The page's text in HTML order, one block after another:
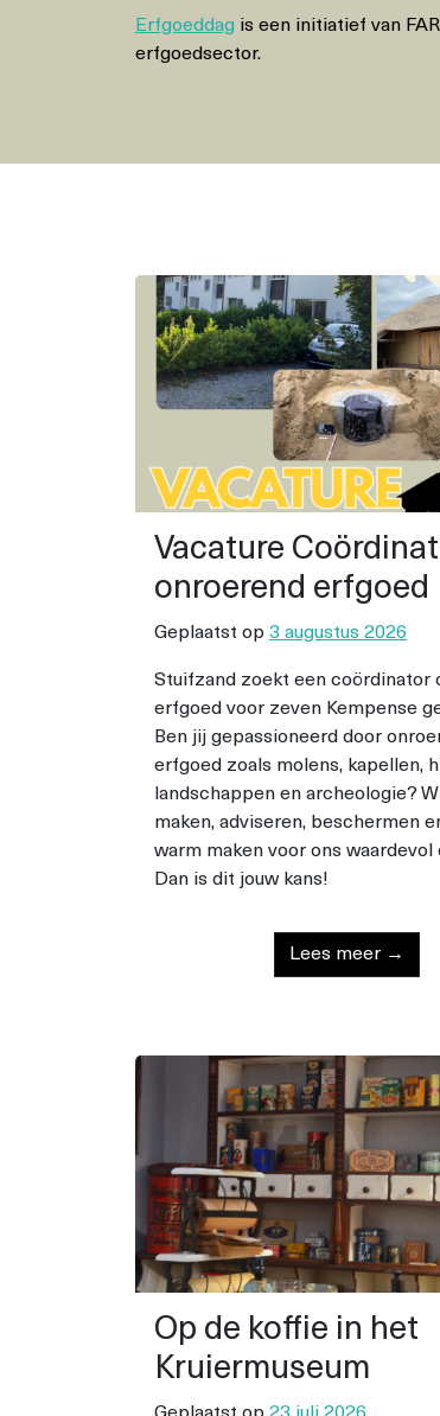
Erfgoeddag is een initiatief van
erfgoedsector.
Vacature
onroerend erfgoed
Geplaatst op 3 augustus 2026
Stuifzand zoekt een coördinator
erfgoed voor zeven Kempense
Ben jij gepassioneerd door
erfgoed zoals molens, kapellen,
landschappen en archeologie?
maken, adviseren, beschermen
warm maken voor ons waardevol
Dan is dit jouw kans!
Lees meer →
Op de koffie in het
Kruiermuseum